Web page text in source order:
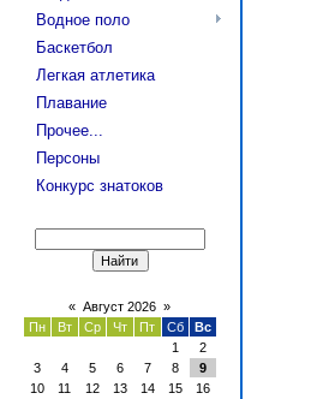
Водное поло
Баскетбол
Легкая атлетика
Плавание
Прочее...
Персоны
Конкурс знатоков
« Август 2026 »
Пн
Вт Ср Чт Пт Сб
Вс
1
2
3
4 5 6 7 8
9
10
11 12 13 14 15
16